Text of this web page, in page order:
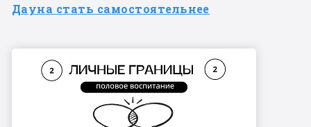
Дауна стать самостоятельнее